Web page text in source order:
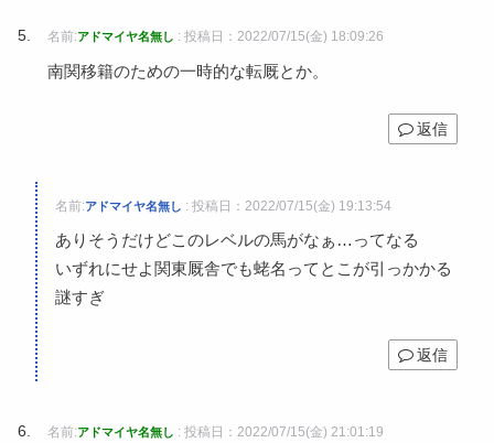
名前:アドマイヤ名無し : 投稿日：2022/07/15(金) 18:09:26
南関移籍のための一時的な転厩とか。
返信
名前:アドマイヤ名無し : 投稿日：2022/07/15(金) 19:13:54
ありそうだけどこのレベルの馬がなぁ…ってなる
いずれにせよ関東厩舎でも蛯名ってとこが引っかかる
謎すぎ
返信
名前:アドマイヤ名無し : 投稿日：2022/07/15(金) 21:01:19